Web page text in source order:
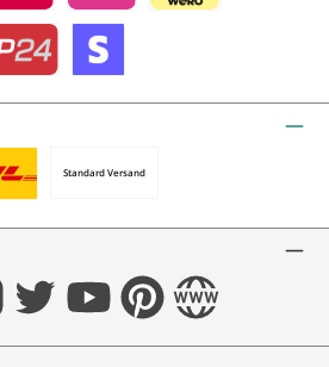
mollieby mollieeps by mollie
Standard Versand
Twitter YouTubePinterestWebsite